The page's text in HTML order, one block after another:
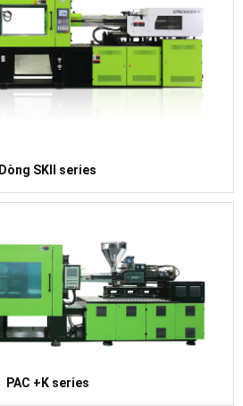
Dòng SKII series
PAC +K series